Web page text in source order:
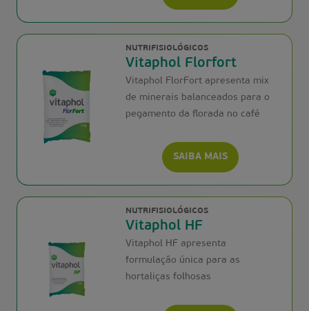
NUTRIFISIOLÓGICOS
Vitaphol Florfort
Vitaphol FlorFort apresenta mix
de minerais balanceados para o
pegamento da florada no café
SAIBA MAIS
NUTRIFISIOLÓGICOS
Vitaphol HF
Vitaphol HF apresenta
formulação única para as
hortaliças folhosas